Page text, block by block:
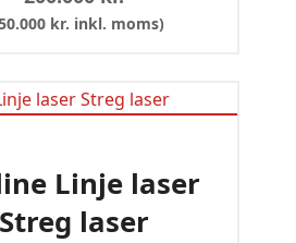
kr. inkl. moms)
Linje laser
Streg laser